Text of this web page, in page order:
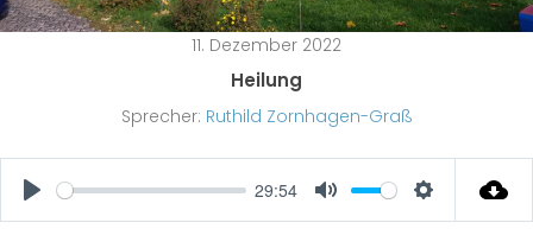
11. Dezember 2022
Heilung
Sprecher: Ruthild Zornhagen-Graß
Play
29:54
Mute Settings